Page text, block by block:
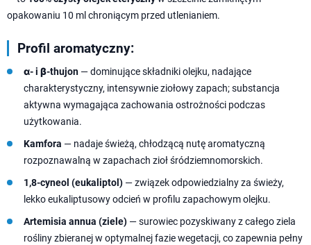
opakowaniu 10 ml chroniącym przed utlenianiem.
Profil aromatyczny:
α- i β-thujon — dominujące składniki olejku, nadające
charakterystyczny, intensywnie ziołowy zapach; substancja
aktywna wymagająca zachowania ostrożności podczas
użytkowania.
Kamfora — nadaje świeżą, chłodzącą nutę aromatyczną
rozpoznawalną w zapachach zioł śródziemnomorskich.
1,8-cyneol (eukaliptol) — związek odpowiedzialny za świeży,
lekko eukaliptusowy odcień w profilu zapachowym olejku.
Artemisia annua (ziele) — surowiec pozyskiwany z całego ziela
rośliny zbieranej w optymalnej fazie wegetacji, co zapewnia pełny